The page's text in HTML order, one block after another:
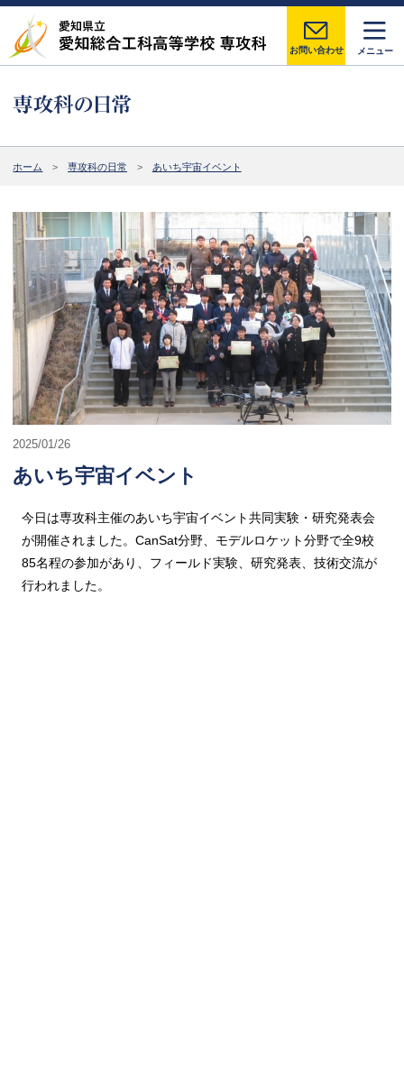
お問い合わせ メニュー
ホーム 専攻科の日常 あいち宇宙イベント
2025/01/26
あいち宇宙イベント
今日は専攻科主催のあいち宇宙イベント共同実験・研究発表会
が開催されました。CanSat分野、モデルロケット分野で全9校
85名程の参加があり、フィールド実験、研究発表、技術交流が
行われました。